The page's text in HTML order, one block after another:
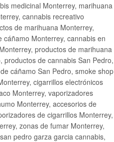
medicinal Monterrey, marihuana
cannabis recreativo
de marihuana Monterrey,
Monterrey, cannabis en
productos de marihuana
productos de cannabis San Pedro,
cáñamo San Pedro, smoke shop
cigarrillos electrónicos
Monterrey, vaporizadores
Monterrey, accesorios de
de cigarrillos Monterrey,
zonas de fumar Monterrey,
pedro garza garcia cannabis,